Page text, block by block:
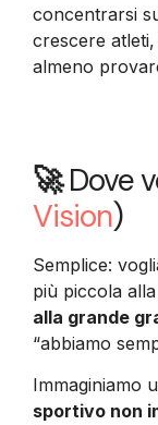
concentrarsi
crescere
almeno
🚀Dove
Vision)
Semplice:
più piccola
alla grande
“abbiamo
Immaginiamo
sportivo non